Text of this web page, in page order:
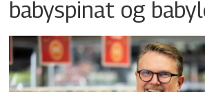
babyspinat og